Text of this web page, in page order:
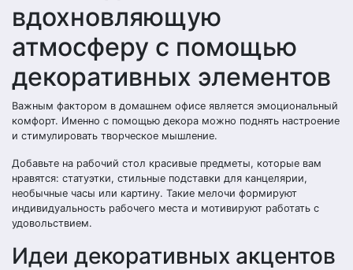
вдохновляющую
атмосферу с помощью
декоративных элементов
Важным фактором в домашнем офисе является эмоциональный
комфорт. Именно с помощью декора можно поднять настроение
и стимулировать творческое мышление.
Добавьте на рабочий стол красивые предметы, которые вам
нравятся: статуэтки, стильные подставки для канцелярии,
необычные часы или картину. Такие мелочи формируют
индивидуальность рабочего места и мотивируют работать с
удовольствием.
Идеи декоративных акцентов